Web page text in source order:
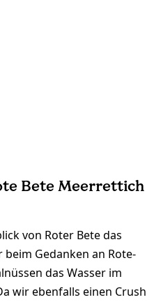
Bete Meerrettich
von Roter Bete das
Gedanken an Rote-
das Wasser im
wir ebenfalls einen Crush